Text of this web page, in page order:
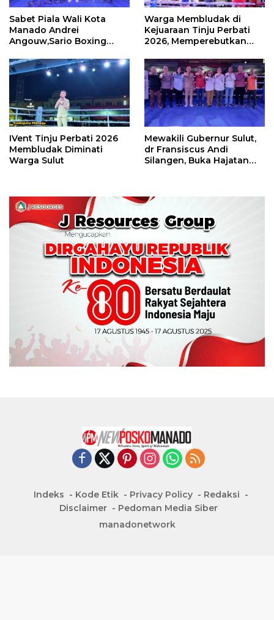
Sabet Piala Wali Kota
Manado Andrei
Angouw,Sario Boxing
Perbati 2026
Warga Membludak di
Kejuaraan Tinju Perbati
2026, Memperebutkan
IVent Tinju Perbati 2026
Membludak Diminati
Warga Sulut
Mewakili Gubernur Sulut,
dr Fransiscus Andi
Silangen, Buka Hajatan
Indeks Kode Etik Privacy Policy
Redaksi
Disclaimer
Pedoman Media Siber
manadonetwork